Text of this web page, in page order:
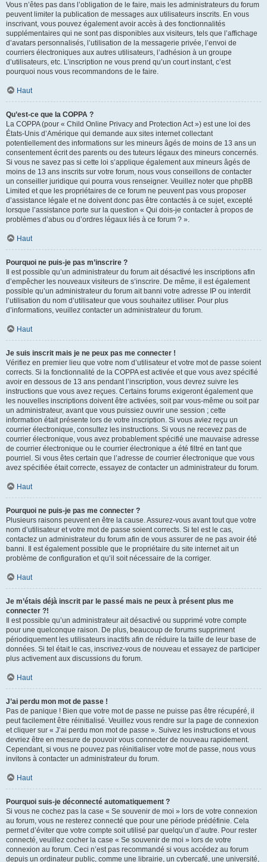
Vous n’êtes pas dans l’obligation de le faire, mais les administrateurs du forum
peuvent limiter la publication de messages aux utilisateurs inscrits. En vous
inscrivant, vous pouvez également avoir accès à des fonctionnalités
supplémentaires qui ne sont pas disponibles aux visiteurs, tels que l’affichage
d’avatars personnalisés, l’utilisation de la messagerie privée, l’envoi de
courriers électroniques aux autres utilisateurs, l’adhésion à un groupe
d’utilisateurs, etc. L’inscription ne vous prend qu’un court instant, c’est
pourquoi nous vous recommandons de le faire.
Haut
Qu’est-ce que la COPPA ?
La COPPA (pour « Child Online Privacy and Protection Act ») est une loi des
États-Unis d’Amérique qui demande aux sites internet collectant
potentiellement des informations sur les mineurs âgés de moins de 13 ans un
consentement écrit des parents ou des tuteurs légaux des mineurs concernés.
Si vous ne savez pas si cette loi s’applique également aux mineurs âgés de
moins de 13 ans inscrits sur votre forum, nous vous conseillons de contacter
un conseiller juridique qui pourra vous renseigner. Veuillez noter que phpBB
Limited et que les propriétaires de ce forum ne peuvent pas vous proposer
d’assistance légale et ne doivent donc pas être contactés à ce sujet, excepté
lorsque l’assistance porte sur la question « Qui dois-je contacter à propos de
problèmes d’abus ou d’ordres légaux liés à ce forum ? ».
Haut
Pourquoi ne puis-je pas m’inscrire ?
Il est possible qu’un administrateur du forum ait désactivé les inscriptions afin
d’empêcher les nouveaux visiteurs de s’inscrire. De même, il est également
possible qu’un administrateur du forum ait banni votre adresse IP ou interdit
l’utilisation du nom d’utilisateur que vous souhaitez utiliser. Pour plus
d’informations, veuillez contacter un administrateur du forum.
Haut
Je suis inscrit mais je ne peux pas me connecter !
Vérifiez en premier lieu que votre nom d’utilisateur et votre mot de passe soient
corrects. Si la fonctionnalité de la COPPA est activée et que vous avez spécifié
avoir en dessous de 13 ans pendant l’inscription, vous devrez suivre les
instructions que vous avez reçues. Certains forums exigeront également que
les nouvelles inscriptions doivent être activées, soit par vous-même ou soit par
un administrateur, avant que vous puissiez ouvrir une session ; cette
information était présente lors de votre inscription. Si vous aviez reçu un
courrier électronique, consultez les instructions. Si vous ne recevez pas de
courrier électronique, vous avez probablement spécifié une mauvaise adresse
de courrier électronique ou le courrier électronique a été filtré en tant que
pourriel. Si vous êtes certain que l’adresse de courrier électronique que vous
avez spécifiée était correcte, essayez de contacter un administrateur du forum.
Haut
Pourquoi ne puis-je pas me connecter ?
Plusieurs raisons peuvent en être la cause. Assurez-vous avant tout que votre
nom d’utilisateur et votre mot de passe soient corrects. Si tel est le cas,
contactez un administrateur du forum afin de vous assurer de ne pas avoir été
banni. Il est également possible que le propriétaire du site internet ait un
problème de configuration et qu’il soit nécessaire de la corriger.
Haut
Je m’étais déjà inscrit par le passé mais ne peux à présent plus me
connecter ?!
Il est possible qu’un administrateur ait désactivé ou supprimé votre compte
pour une quelconque raison. De plus, beaucoup de forums suppriment
périodiquement les utilisateurs inactifs afin de réduire la taille de leur base de
données. Si tel était le cas, inscrivez-vous de nouveau et essayez de participer
plus activement aux discussions du forum.
Haut
J’ai perdu mon mot de passe !
Pas de panique ! Bien que votre mot de passe ne puisse pas être récupéré, il
peut facilement être réinitialisé. Veuillez vous rendre sur la page de connexion
et cliquer sur « J’ai perdu mon mot de passe ». Suivez les instructions et vous
devriez être en mesure de pouvoir vous connecter de nouveau rapidement.
Cependant, si vous ne pouvez pas réinitialiser votre mot de passe, nous vous
invitons à contacter un administrateur du forum.
Haut
Pourquoi suis-je déconnecté automatiquement ?
Si vous ne cochez pas la case « Se souvenir de moi » lors de votre connexion
au forum, vous ne resterez connecté que pour une période prédéfinie. Cela
permet d’éviter que votre compte soit utilisé par quelqu’un d’autre. Pour rester
connecté, veuillez cocher la case « Se souvenir de moi » lors de votre
connexion au forum. Ceci n’est pas recommandé si vous accédez au forum
depuis un ordinateur public, comme une librairie, un cybercafé, une université,